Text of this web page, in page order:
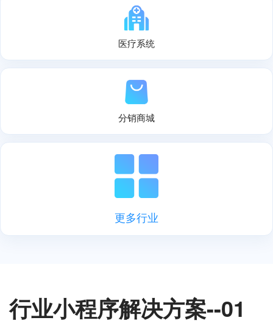
医疗系统
分销商城
更多行业
行业小程序解决方案--01